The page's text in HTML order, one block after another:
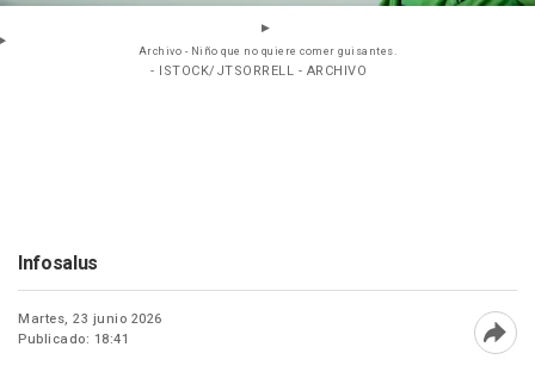
Archivo - Niño que no quiere comer guisantes.
- ISTOCK/JTSORRELL - ARCHIVO
Infosalus
Martes, 23 junio 2026
Publicado: 18:41